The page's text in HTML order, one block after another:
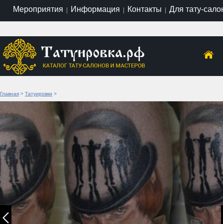
Мероприятия | Информация | Контакты | Для тату-
Главная > Татуировки >